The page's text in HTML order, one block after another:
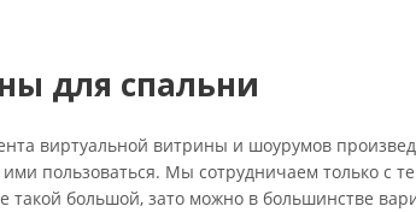
для спальни
виртуальной витрины и шоурумов
ими пользоваться. Мы сотрудничаем только
такой большой, зато можно в большинстве